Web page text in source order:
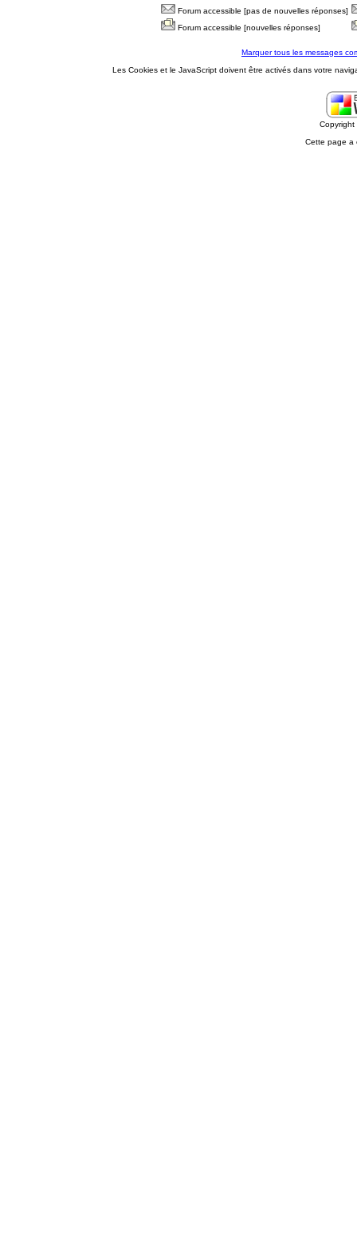
Forum accessible [pas de nouvelles réponses]
Forum accessible [nouvelles réponses]
Marquer tous les messages
Les Cookies et le JavaScript doivent être activés dans votre
Cette page a